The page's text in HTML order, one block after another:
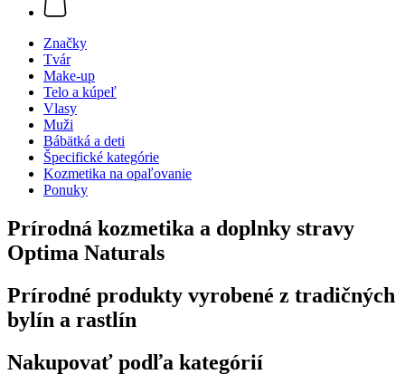
Značky
Tvár
Make-up
Telo a kúpeľ
Vlasy
Muži
Bábätká a deti
Špecifické kategórie
Kozmetika na opaľovanie
Ponuky
Prírodná kozmetika a doplnky stravy
Optima Naturals
Prírodné produkty vyrobené z tradičných
bylín a rastlín
Nakupovať podľa kategórií